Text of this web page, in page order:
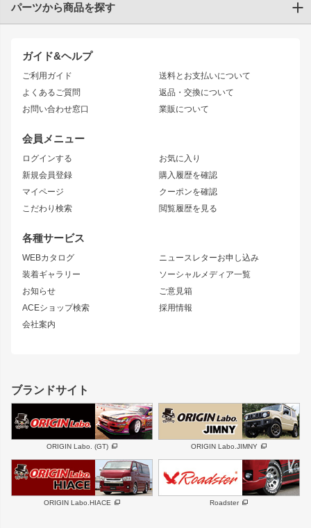
ガイド&ヘルプ
ご利用ガイド
よくあるご質問
お問い合わせ窓口
送料とお支払いについて
返品・交換について
業販について
会員メニュー
ログインする
新規会員登録
マイページ
こだわり検索
お気に入り
購入履歴を確認
クーポンを確認
閲覧履歴を見る
各種サービス
WEBカタログ
装着ギャラリー
お知らせ
ACEショップ検索
会社案内
ニュースレターお申し込み
ソーシャルメディア一覧
ご意見箱
採用情報
トヨタ
JZX90 CHASER
JZX110 MARK II
JZX100 MARK II
JZX90 MARK II
トレノ
マークX
アリスト
ソアラ
アルテッツァ
ニッサン
S15 シルビア
S14 シルビア 後期
S13 シルビア
180SX
シルエイティ
ワンビア
ローレル
セフィーロ
キャラバン
スズキ
GS350
SC
スバル 三菱
デリカ D:5
軽自動車 汎用
パーツから商品を探す
エアロシリーズ
ドリフトライン
風神
雷神
レーシングライン
アタックライン
ストリームライン
リアウイング
ジムニーパーツ
ホイール
MUD-S7
MUD-SR7
まつど家 鉄漢
ボンネット
フェンダー
サイドパーツ
リアゲート
メンテナンスパーツ
ハイエースパーツ
ホイール
DAYTONA-RS
DAYTONA-RS NEO
エアロシリーズ
ブランドサイト
ORIGIN Labo. (GT) ORIGIN Labo.JIMNY
ORIGIN Labo.HIACE Roadster